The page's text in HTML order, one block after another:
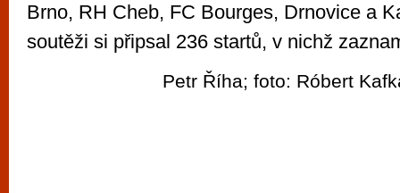
Brno, RH Cheb, FC Bourges, Drnovice a
soutěži si připsal 236 startů, v nichž
Petr Říha; foto: Róbert